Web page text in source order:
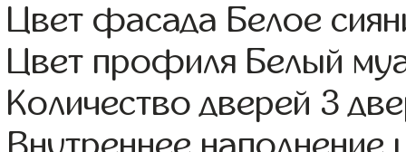
Цвет фасада Белое
Цвет профиля Белый
Количество дверей 3